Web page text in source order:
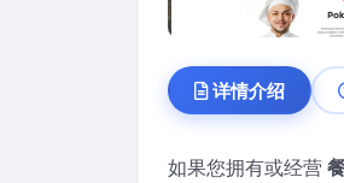
详情介绍
如果您拥有或经营